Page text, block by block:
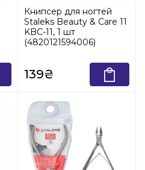
Книпсер для ногтей
Staleks Beauty & Care 11
KBC-11, 1 шт
(4820121594006)
139₴